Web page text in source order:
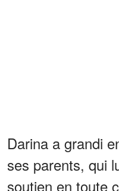
Darina a grandi
ses parents, qui
soutien en toute